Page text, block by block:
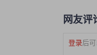
网友评
登录后